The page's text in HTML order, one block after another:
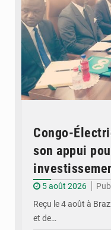
Congo-
son appui
5 août 2026
Reçu le 4 août à
et de…